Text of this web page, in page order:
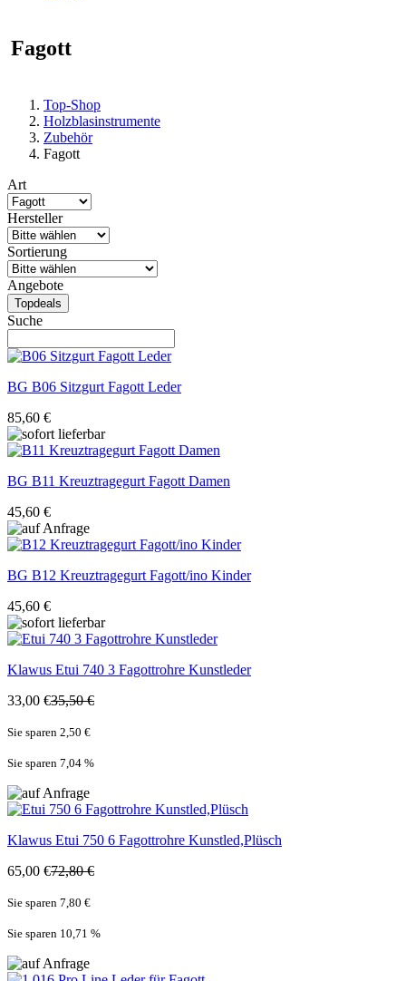
Fagott
Top-Shop
Holzblasinstrumente
Zubehör
Fagott
Art
Hersteller
Sortierung
Angebote
Topdeals
Suche
BG B06 Sitzgurt Fagott Leder
85,60 €
BG B11 Kreuztragegurt Fagott Damen
45,60 €
BG B12 Kreuztragegurt Fagott/ino Kinder
45,60 €
Klawus Etui 740 3 Fagottrohre Kunstleder
33,00 €35,50 €
Sie sparen 2,50 €
Sie sparen 7,04 %
Klawus Etui 750 6 Fagottrohre Kunstled,Plüsch
65,00 €72,80 €
Sie sparen 7,80 €
Sie sparen 10,71 %